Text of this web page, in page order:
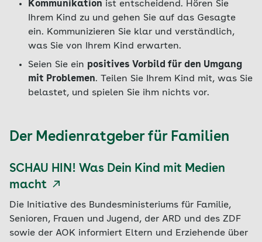
Kommunikation ist entscheidend. Hören Sie
Ihrem Kind zu und gehen Sie auf das Gesagte
ein. Kommunizieren Sie klar und verständlich,
was Sie von Ihrem Kind erwarten.
Seien Sie ein positives Vorbild für den Umgang
mit Problemen. Teilen Sie Ihrem Kind mit, was Sie
belastet, und spielen Sie ihm nichts vor.
Der Medienratgeber für Familien
SCHAU HIN! Was Dein Kind mit Medien
macht
Die Initiative des Bundesministeriums für Familie,
Senioren, Frauen und Jugend, der ARD und des ZDF
sowie der AOK informiert Eltern und Erziehende über